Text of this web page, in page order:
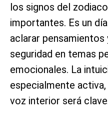
los signos del
importantes. Es un
aclarar pensamientos
seguridad en temas
emocionales. La
especialmente
voz interior será